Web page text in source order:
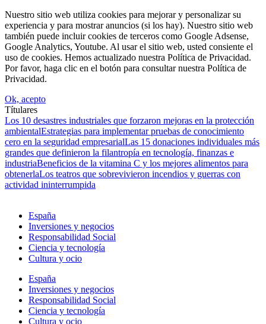
Nuestro sitio web utiliza cookies para mejorar y personalizar su
experiencia y para mostrar anuncios (si los hay). Nuestro sitio web
también puede incluir cookies de terceros como Google Adsense,
Google Analytics, Youtube. Al usar el sitio web, usted consiente el
uso de cookies. Hemos actualizado nuestra Política de Privacidad.
Por favor, haga clic en el botón para consultar nuestra Política de
Privacidad.
Ok, acepto
Títulares
Los 10 desastres industriales que forzaron mejoras en la protección
ambientalEstrategias para implementar pruebas de conocimiento
cero en la seguridad empresarialLas 15 donaciones individuales más
grandes que definieron la filantropía en tecnología, finanzas e
industriaBeneficios de la vitamina C y los mejores alimentos para
obtenerlaLos teatros que sobrevivieron incendios y guerras con
actividad ininterrumpida
España
Inversiones y negocios
Responsabilidad Social
Ciencia y tecnología
Cultura y ocio
España
Inversiones y negocios
Responsabilidad Social
Ciencia y tecnología
Cultura y ocio